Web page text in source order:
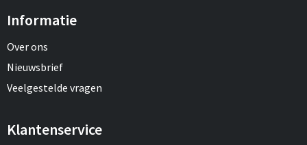
Informatie
Over ons
Nieuwsbrief
Veelgestelde vragen
Klantenservice